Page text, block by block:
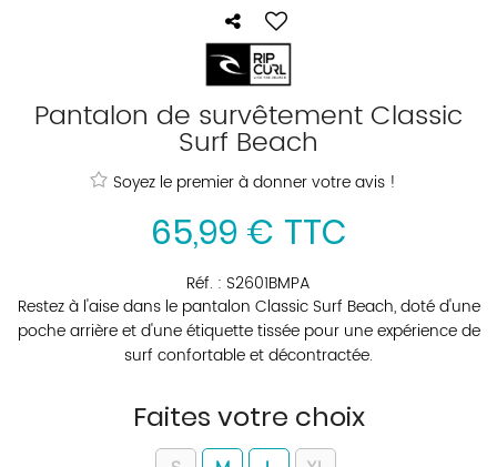
Pantalon de survêtement Classic
Surf Beach
Soyez le premier à donner votre avis !
65,99 € TTC
Réf. : S2601BMPA
Restez à l'aise dans le pantalon Classic Surf Beach, doté d'une
poche arrière et d'une étiquette tissée pour une expérience de
surf confortable et décontractée.
Faites votre choix